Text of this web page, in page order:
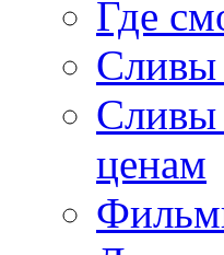
Где
Сливы
Сливы
ценам